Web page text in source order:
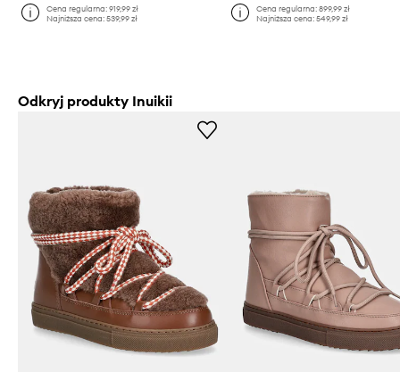
Cena regularna:919,99 zł
Najniższa cena:539,99 zł
Cena regularna: 899,99 zł
Najniższa cena: 549,99 zł
Odkryj produkty Inuikii